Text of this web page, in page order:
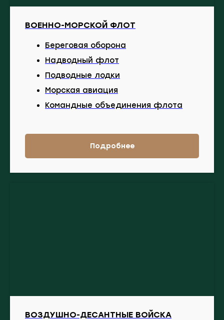
ВОЕННО-МОРСКОЙ ФЛОТ
Береговая оборона
Надводный флот
Подводные лодки
Морская авиация
Командные объединения флота
Подробнее
ВОЗДУШНО-ДЕСАНТНЫЕ ВОЙСКА